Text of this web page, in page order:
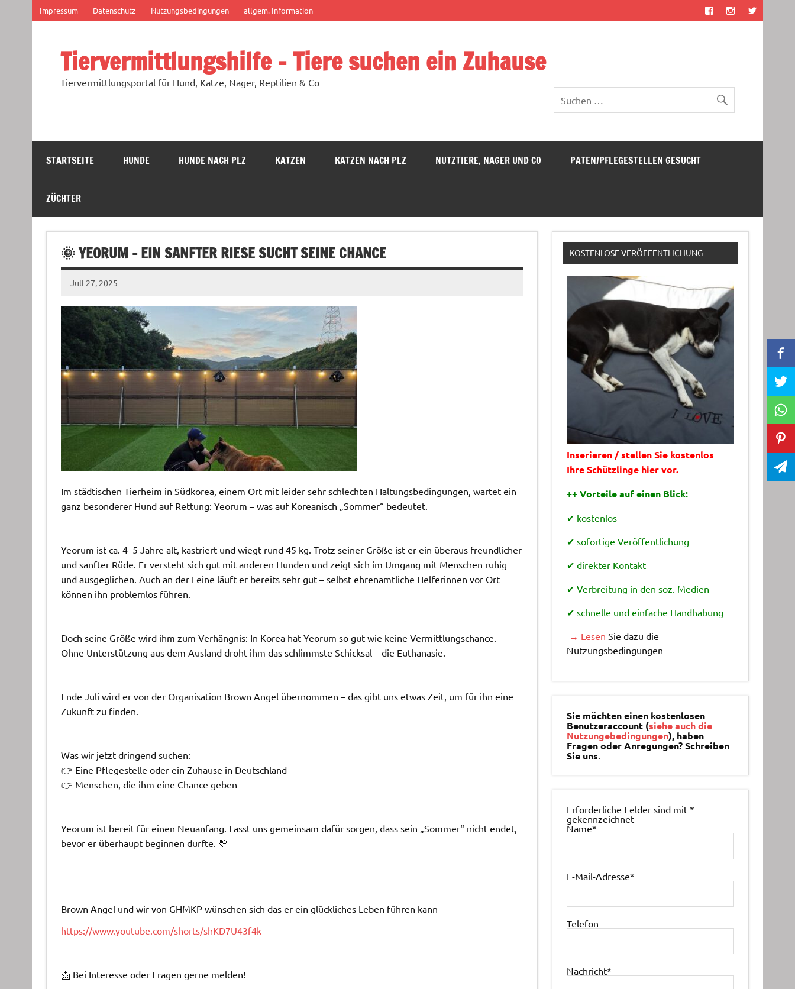
springen
Impressum Datenschutz Nutzungsbedingungen allgem. Information
Tiervermittlungshilfe – Tiere suchen ein Zuhause
Tiervermittlungsportal für Hund, Katze, Nager, Reptilien & Co
STARTSEITE HUNDE HUNDE NACH PLZ KATZEN KATZEN NACH PLZ NUTZTIERE, NAGER UND CO PATEN/PFLEGESTELLEN GESUCHT
ZÜCHTER
🌞 YEORUM – EIN SANFTER RIESE SUCHT SEINE CHANCE
Juli 27, 2025
Im städtischen Tierheim in Südkorea, einem Ort mit leider sehr schlechten Haltungsbedingungen, wartet ein
ganz besonderer Hund auf Rettung: Yeorum – was auf Koreanisch „Sommer“ bedeutet.
Yeorum ist ca. 4–5 Jahre alt, kastriert und wiegt rund 45 kg. Trotz seiner Größe ist er ein überaus freundlicher
und sanfter Rüde. Er versteht sich gut mit anderen Hunden und zeigt sich im Umgang mit Menschen ruhig
und ausgeglichen. Auch an der Leine läuft er bereits sehr gut – selbst ehrenamtliche Helferinnen vor Ort
können ihn problemlos führen.
Doch seine Größe wird ihm zum Verhängnis: In Korea hat Yeorum so gut wie keine Vermittlungschance.
Ohne Unterstützung aus dem Ausland droht ihm das schlimmste Schicksal – die Euthanasie.
Ende Juli wird er von der Organisation Brown Angel übernommen – das gibt uns etwas Zeit, um für ihn eine
Zukunft zu finden.
Was wir jetzt dringend suchen:
👉 Eine Pflegestelle oder ein Zuhause in Deutschland
👉 Menschen, die ihm eine Chance geben
Yeorum ist bereit für einen Neuanfang. Lasst uns gemeinsam dafür sorgen, dass sein „Sommer“ nicht endet,
bevor er überhaupt beginnen durfte. 💛
Brown Angel und wir von GHMKP wünschen sich das er ein glückliches Leben führen kann
https://www.youtube.com/shorts/shKD7U43f4k
📩 Bei Interesse oder Fragen gerne melden!
KOSTENLOSE VERÖFFENTLICHUNG
Inserieren / stellen Sie kostenlos
Ihre Schützlinge hier vor.
++ Vorteile auf einen Blick:
✔ kostenlos
✔ sofortige Veröffentlichung
✔ direkter Kontakt
✔ Verbreitung in den soz. Medien
✔ schnelle und einfache Handhabung
→ Lesen Sie dazu die
Nutzungsbedingungen
Sie möchten einen kostenlosen
Benutzeraccount (siehe auch die
Nutzungebedingungen), haben
Fragen oder Anregungen? Schreiben
Sie uns.
Erforderliche Felder sind mit*
gekennzeichnet
Name*
E-Mail-Adresse*
Telefon
Nachricht*